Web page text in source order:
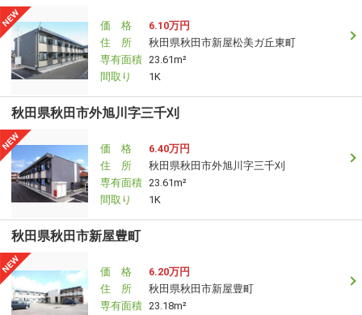
価 格
6.10万円
住 所
秋田県秋田市新屋松美ガ丘東町
専有面積 23.61m²
間取り
1K
秋田県秋田市外旭川字三千刈
価 格
6.40万円
住 所
秋田県秋田市外旭川字三千刈
専有面積 23.61m²
間取り
1K
秋田県秋田市新屋豊町
価 格
6.20万円
住 所
秋田県秋田市新屋豊町
専有面積 23.18m²